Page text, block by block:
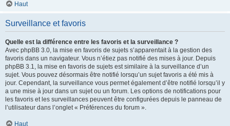
Haut
Surveillance et favoris
Quelle est la différence entre les favoris et la surveillance ?
Avec phpBB 3.0, la mise en favoris de sujets s’apparentait à la gestion des
favoris dans un navigateur. Vous n’étiez pas notifié des mises à jour. Depuis
phpBB 3.1, la mise en favoris de sujets est similaire à la surveillance d’un
sujet. Vous pouvez désormais être notifié lorsqu’un sujet favoris a été mis à
jour. Cependant, la surveillance vous permet également d’être notifié lorsqu’il y
a une mise à jour dans un sujet ou un forum. Les options de notifications pour
les favoris et les surveillances peuvent être configurées depuis le panneau de
l’utilisateur dans l’onglet « Préférences du forum ».
Haut